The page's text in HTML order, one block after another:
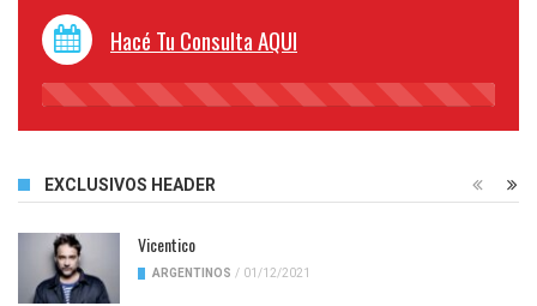
Hacé Tu Consulta AQUI
45%
EXCLUSIVOS HEADER
Vicentico
ARGENTINOS / 01/12/2021